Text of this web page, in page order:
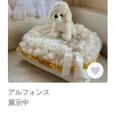
アルフォンス
展示中